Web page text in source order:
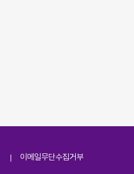
이메일무단수집거부